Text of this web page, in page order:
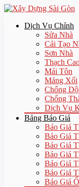
Dịch Vụ Chính
Sửa Nhà
Cải Tạo
Sơn Nhà
Thạch
Mái Tôn
Máng Xối
Chống
Chống
Dịch Vụ
Bảng Báo Giá
Báo Giá
Báo Giá
Báo Giá
Báo Giá
Báo Giá
Báo Giá
Báo Giá